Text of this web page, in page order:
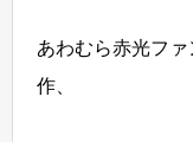
あわむら赤光フ
作、